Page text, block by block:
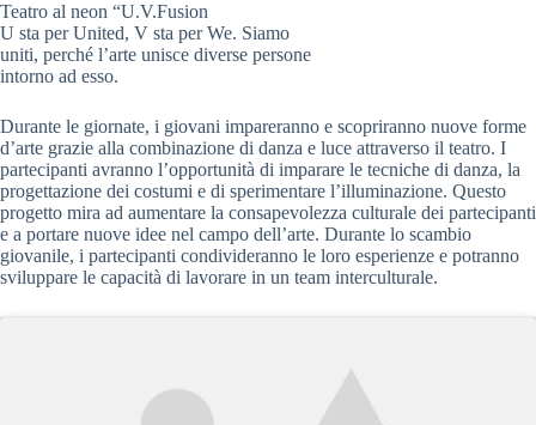
Teatro al neon “U.V.Fusion
U sta per United, V sta per We. Siamo
uniti, perché l’arte unisce diverse persone
intorno ad esso.
Durante le giornate, i giovani impareranno e scopriranno nuove forme
d’arte grazie alla combinazione di danza e luce attraverso il teatro. I
partecipanti avranno l’opportunità di imparare le tecniche di danza, la
progettazione dei costumi e di sperimentare l’illuminazione. Questo
progetto mira ad aumentare la consapevolezza culturale dei partecipanti
e a portare nuove idee nel campo dell’arte. Durante lo scambio
giovanile, i partecipanti condivideranno le loro esperienze e potranno
sviluppare le capacità di lavorare in un team interculturale.